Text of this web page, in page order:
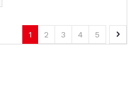
1 2 3 4 5